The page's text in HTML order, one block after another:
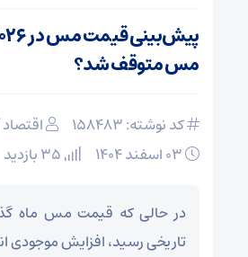
مس متوقف شد؟
کد نوشته: 158483
اقتصاد
در حالی که قیمت مس ماه
تاریخی رسید، افزایش موجودی